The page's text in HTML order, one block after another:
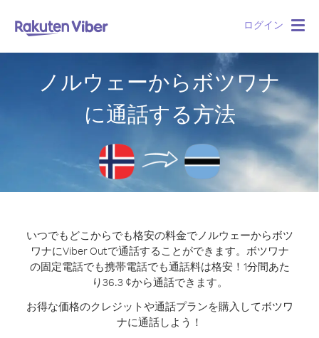
ログイン
ノルウェーからボツワナ
に通話する方法
いつでもどこからでも格安の料金でノルウェーからボツ
ワナにViber Outで通話することができます。 ボツワナ
の固定電話でも携帯電話でも通話料は格安！1分間あた
り36.3 ¢から通話できます。
お得な価格のクレジットや通話プランを購入してボツワ
ナに通話しよう！